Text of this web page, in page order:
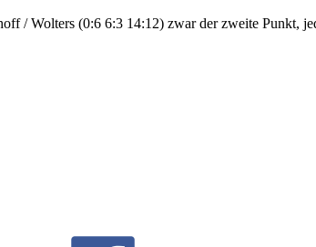
/ Wolters (0:6 6:3 14:12) zwar der zweite Punkt,